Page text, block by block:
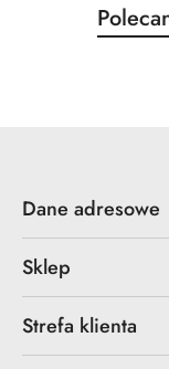
Pomiń
o
Dane adresowe
Sklep
Strefa klienta